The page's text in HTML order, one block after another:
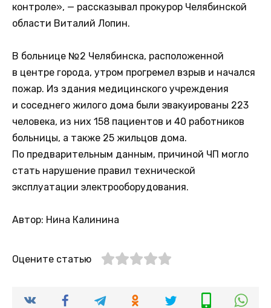
контроле», — рассказывал прокурор Челябинской
области Виталий Лопин.
В больнице №2 Челябинска, расположенной
в центре города, утром прогремел взрыв и начался
пожар. Из здания медицинского учреждения
и соседнего жилого дома были эвакуированы 223
человека, из них 158 пациентов и 40 работников
больницы, а также 25 жильцов дома.
По предварительным данным, причиной ЧП могло
стать нарушение правил технической
эксплуатации электрооборудования.
Автор: Нина Калинина
Оцените статью